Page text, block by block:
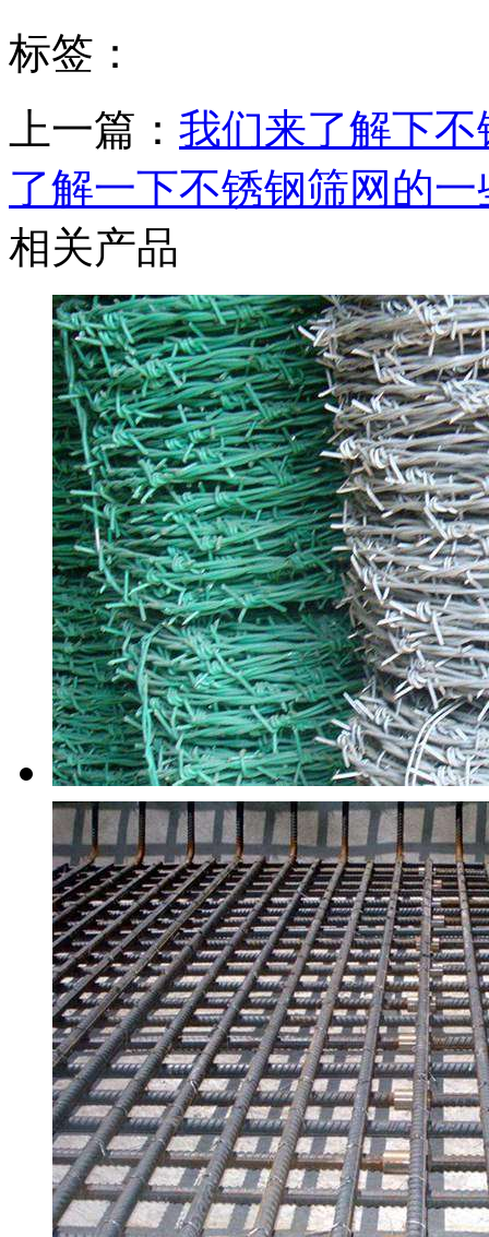
标签：
上一篇： 我们来了解下
了解一下不锈钢筛网的
相关产品